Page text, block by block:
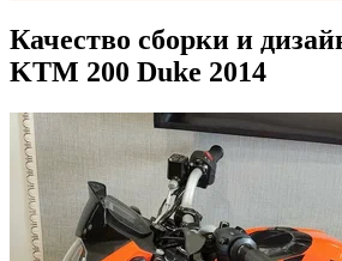
Качество сборки и
KTM 200 Duke 2014